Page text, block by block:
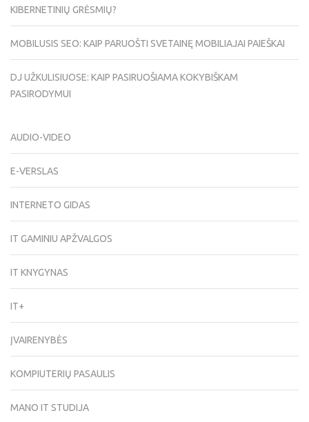
KIBERNETINIŲ GRĖSMIŲ?
MOBILUSIS SEO: KAIP PARUOŠTI SVETAINĘ MOBILIAJAI PAIEŠKAI
DJ UŽKULISIUOSE: KAIP PASIRUOŠIAMA KOKYBIŠKAM
PASIRODYMUI
AUDIO-VIDEO
E-VERSLAS
INTERNETO GIDAS
IT GAMINIU APŽVALGOS
IT KNYGYNAS
IT+
ĮVAIRENYBĖS
KOMPIUTERIŲ PASAULIS
MANO IT STUDIJA